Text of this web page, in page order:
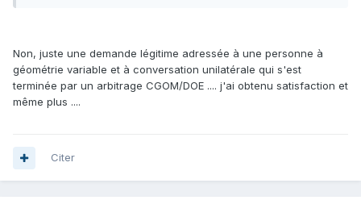
Non, juste une demande légitime adressée à une personne à
géométrie variable et à conversation unilatérale qui s'est
terminée par un arbitrage CGOM/DOE .... j'ai obtenu satisfaction et
même plus ....
Citer